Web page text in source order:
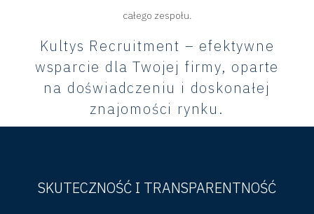
całego zespołu.
Kultys Recruitment – efektywne
wsparcie dla Twojej firmy, oparte
na doświadczeniu i doskonałej
znajomości rynku.
SKUTECZNOŚĆ I TRANSPARENTNOŚĆ